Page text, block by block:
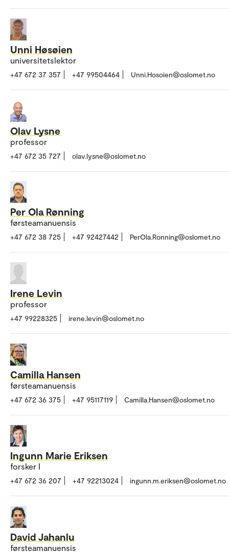
Unni Høsøien
universitetslektor
+47 672 37 357 +47 99504464 Unni.Hosoien@oslomet.no
Olav Lysne
professor
+47 672 35 727 olav.lysne@oslomet.no
Per Ola Rønning
førsteamanuensis
+47 672 38 725 +47 92427442 PerOla.Ronning@oslomet.no
Irene Levin
professor
+47 99228325 irene.levin@oslomet.no
Camilla Hansen
førsteamanuensis
+47 672 36 375 +47 95117119 Camilla.Hansen@oslomet.no
Ingunn Marie Eriksen
forsker I
+47 672 36 207 +47 92213024 ingunn.m.eriksen@oslomet.no
David Jahanlu
førsteamanuensis